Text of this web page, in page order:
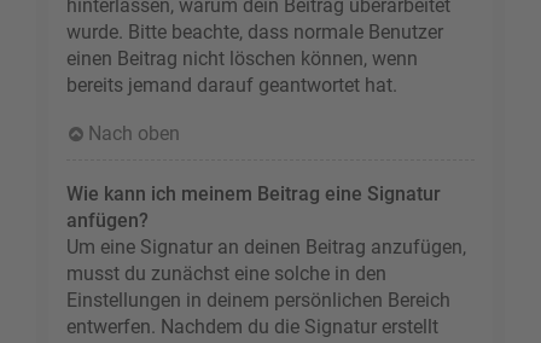
hinterlassen, warum dein Beitrag überarbeitet
wurde. Bitte beachte, dass normale Benutzer
einen Beitrag nicht löschen können, wenn
bereits jemand darauf geantwortet hat.
Nach oben
Wie kann ich meinem Beitrag eine Signatur
anfügen?
Um eine Signatur an deinen Beitrag anzufügen,
musst du zunächst eine solche in den
Einstellungen in deinem persönlichen Bereich
entwerfen. Nachdem du die Signatur erstellt